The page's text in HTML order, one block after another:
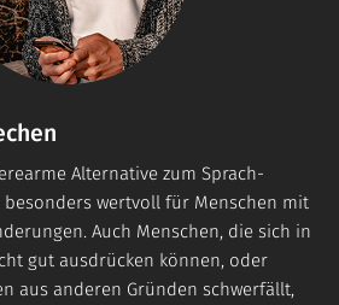
Alternative zum Sprach-
besonders wertvoll für Menschen mit
Auch Menschen, die sich in
gut ausdrücken können, oder
aus anderen Gründen schwerfällt,